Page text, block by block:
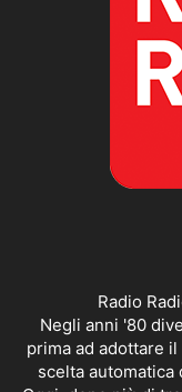
Radio
Negli anni '80
prima ad adottare
scelta automatica